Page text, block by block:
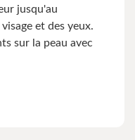
jusqu'au
et des yeux.
sur la peau avec